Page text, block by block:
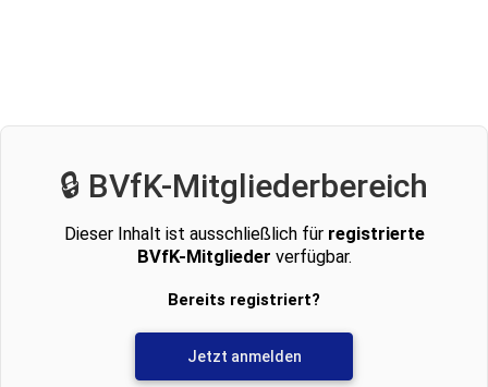
🔒 BVfK-Mitgliederbereich
Dieser Inhalt ist ausschließlich für registrierte
BVfK-Mitglieder verfügbar.
Bereits registriert?
Jetzt anmelden